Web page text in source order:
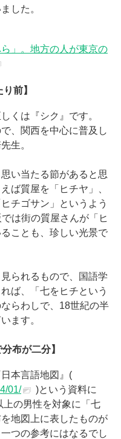
した。
」。地方の人が東京の
前】
くは『シク』です。
、関西を中心に普及し
生。
い当たる節があると思
ば質屋を「ヒチヤ」、
チゴサン」というよう
は街の質屋さんが「ヒ
ことも、珍しい光景で
られるもので、国語学
ば、「七をヒチという
らわしで、18世紀の半
ます。
布が二分】
本言語地図』(
01/
)という資料に
の男性を対象に「七
地図上に表したものが
つの参考にはなるでし